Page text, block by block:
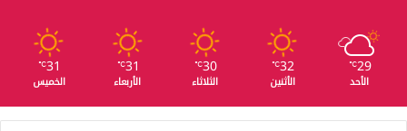
29
℃
الأحد
32
℃
الأثنين
30
℃
الثلاثاء
31
℃
الأربعاء
31
℃
الخميس